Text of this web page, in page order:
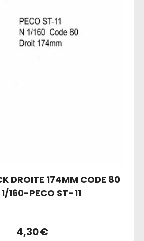
DROITE 174MM CODE 80
160-PECO ST-11
4,30€